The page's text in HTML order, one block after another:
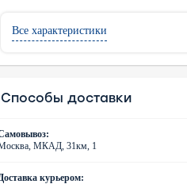
Все характеристики
Способы доставки
МКАД, 31км, 1
курьером: